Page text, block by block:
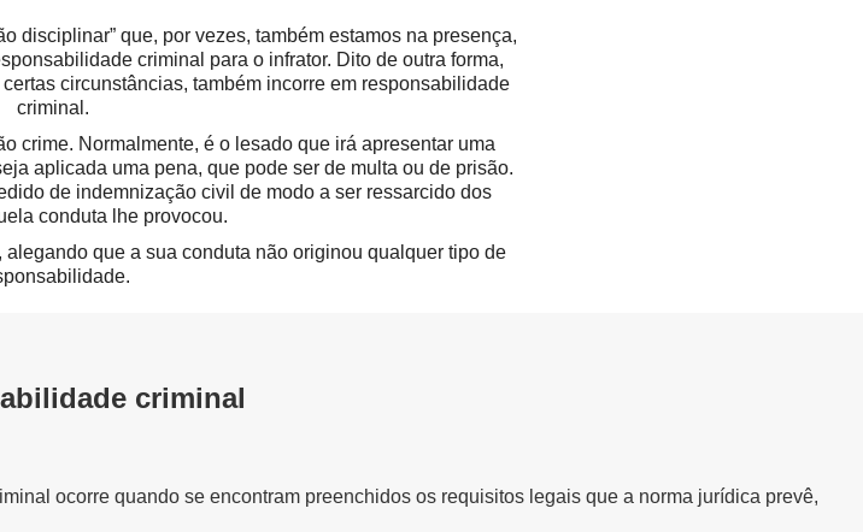
disciplinar” que, por vezes, também estamos na presença,
criminal para o infrator. Dito de outra forma,
circunstâncias, também incorre em responsabilidade
criminal.
crime. Normalmente, é o lesado que irá apresentar uma
aplicada uma pena, que pode ser de multa ou de prisão.
de indemnização civil de modo a ser ressarcido dos
conduta lhe provocou.
que a sua conduta não originou qualquer tipo de
criminal
ocorre quando se encontram preenchidos os requisitos legais que a norma jurídica prevê,